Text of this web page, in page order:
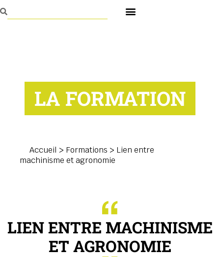
LA FORMATION
Accueil > Formations > Lien entre
machinisme et agronomie
LIEN ENTRE MACHINISME
ET AGRONOMIE